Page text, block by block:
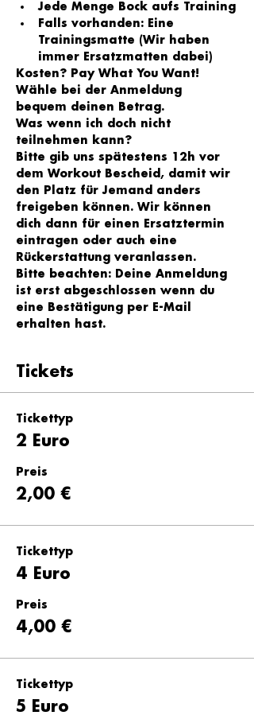
Jede Menge Bock aufs Training
Falls vorhanden: Eine
Trainingsmatte (Wir haben
immer Ersatzmatten dabei)
Kosten? Pay What You Want!
Wähle bei der Anmeldung
bequem deinen Betrag.
Was wenn ich doch nicht
teilnehmen kann?
Bitte gib uns spätestens 12h vor
dem Workout Bescheid, damit wir
den Platz für Jemand anders
freigeben können. Wir können
dich dann für einen Ersatztermin
eintragen oder auch eine
Rückerstattung veranlassen.
Bitte beachten: Deine Anmeldung
ist erst abgeschlossen wenn du
eine Bestätigung per E-Mail
erhalten hast.
Tickets
Tickettyp
2 Euro
Preis
2,00 €
Tickettyp
4 Euro
Preis
4,00 €
Tickettyp
5 Euro